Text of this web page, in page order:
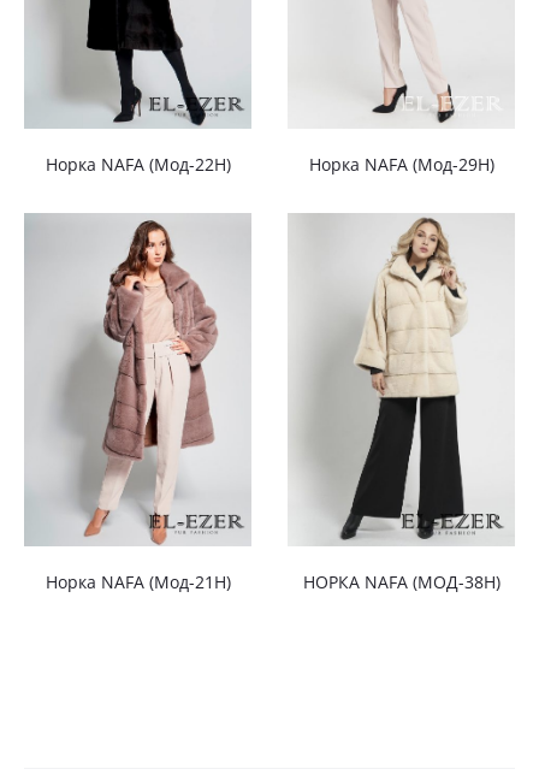
Норка NAFA (Мод-22Н) Норка NAFA (Мод-29Н)
Норка NAFA (Мод-21Н) НОРКА NAFA (МОД-38Н)